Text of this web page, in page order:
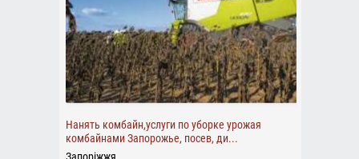
Нанять комбайн,услуги по уборке урожая
комбайнами Запорожье, посев, ди...